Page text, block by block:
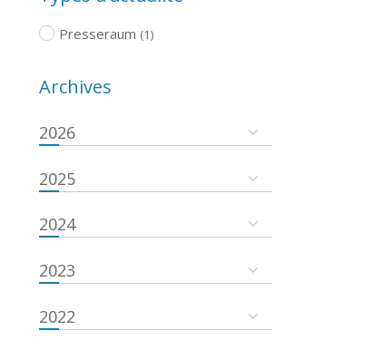
Presseraum (1)
Archives
2026
2025
2024
2023
2022